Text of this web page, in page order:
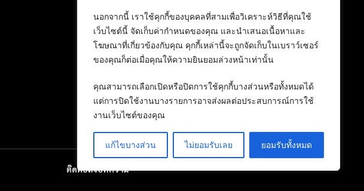
นอกจากนี้ เราใช้คุกกี้ของบุคคลที่สามเพื่อวิเคราะห์วิธีที่คุณใช้
เว็บไซต์นี้ จัดเก็บค่ากำหนดของคุณ และนำเสนอเนื้อหาและ
โฆษณาที่เกี่ยวข้องกับคุณ คุกกี้เหล่านี้จะถูกจัดเก็บในเบราว์เซอร์
ของคุณก็ต่อเมื่อคุณให้ความยินยอมล่วงหน้าเท่านั้น
คุณสามารถเลือกเปิดหรือปิดการใช้คุกกี้บางส่วนหรือทั้งหมดได้
แต่การปิดใช้งานบางรายการอาจส่งผลต่อประสบการณ์การใช้
งานเว็บไซต์ของคุณ
แก้ไขบางส่วน ไม่ยอมรับเลย ยอมรับทั้งหมด
ติดต่อลงบทความ